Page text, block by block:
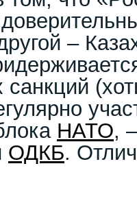
–
санкций
НАТО,
ОДКБ.